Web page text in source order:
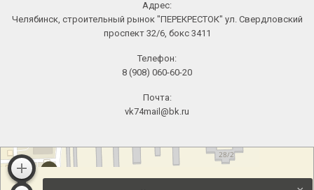
Адрес:
Челябинск, строительный рынок "ПЕРЕКРЕСТОК" ул. Свердловский
проспект 32/6, бокс 3411
Телефон:
8 (908) 060-60-20
Почта:
vk74mail@bk.ru